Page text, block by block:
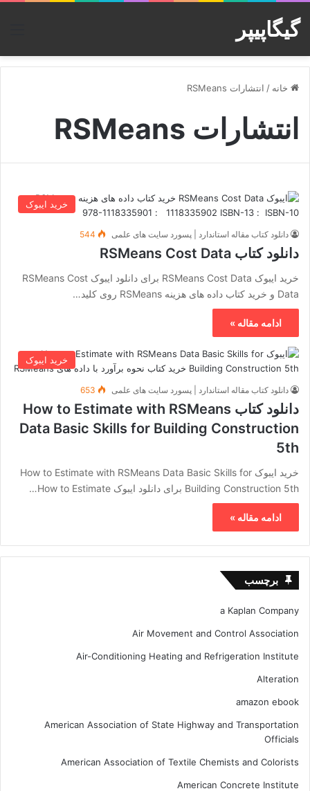
گیگاپیپر
خانه / انتشارات RSMeans
انتشارات RSMeans
خرید ایبوک
دانلود کتاب مقاله استاندارد | پسورد سایت های علمی 544
دانلود کتاب RSMeans Cost Data
خرید ایبوک RSMeans Cost Data برای دانلود ایبوک RSMeans Cost
Data و خرید کتاب داده های هزینه RSMeans روی کلید…
ادامه مقاله »
خرید ایبوک
دانلود کتاب مقاله استاندارد | پسورد سایت های علمی 653
دانلود کتاب How to Estimate with RSMeans
Data Basic Skills for Building Construction
5th
خرید ایبوک How to Estimate with RSMeans Data Basic Skills for
Building Construction 5th برای دانلود ایبوک How to Estimate…
ادامه مقاله »
برچسب
a Kaplan Company
Air Movement and Control Association
Air-Conditioning Heating and Refrigeration Institute
Alteration
amazon ebook
American Association of State Highway and Transportation
Officials
American Association of Textile Chemists and Colorists
American Concrete Institute